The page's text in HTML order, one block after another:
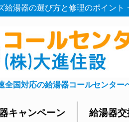
給湯器の選び方と修理のポイン
国対応の給湯器コールセンター
キャンペーン 給湯器交